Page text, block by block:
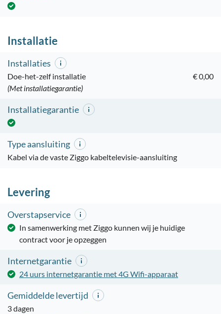
Installatie
Installaties
Doe-het-zelf installatie
€ 0,00
(Met installatiegarantie)
Installatiegarantie
Type aansluiting
Kabel via de vaste Ziggo kabeltelevisie-aansluiting
Levering
Overstapservice
In samenwerking met Ziggo kunnen wij je huidige
contract voor je opzeggen
Internetgarantie
24 uurs internetgarantie met 4G Wifi-apparaat
Gemiddelde levertijd
3 dagen